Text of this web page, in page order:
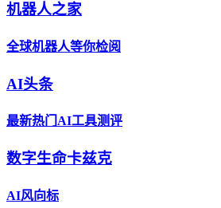
机器人之家
全球机器人等你检阅
AI头条
最新热门AI工具测评
数字生命卡兹克
AI风向标